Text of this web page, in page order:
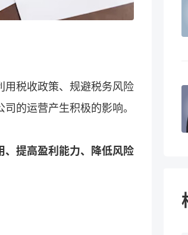
用税收政策、规避税务风险
的运营产生积极的影响。
、提高盈利能力、降低风险